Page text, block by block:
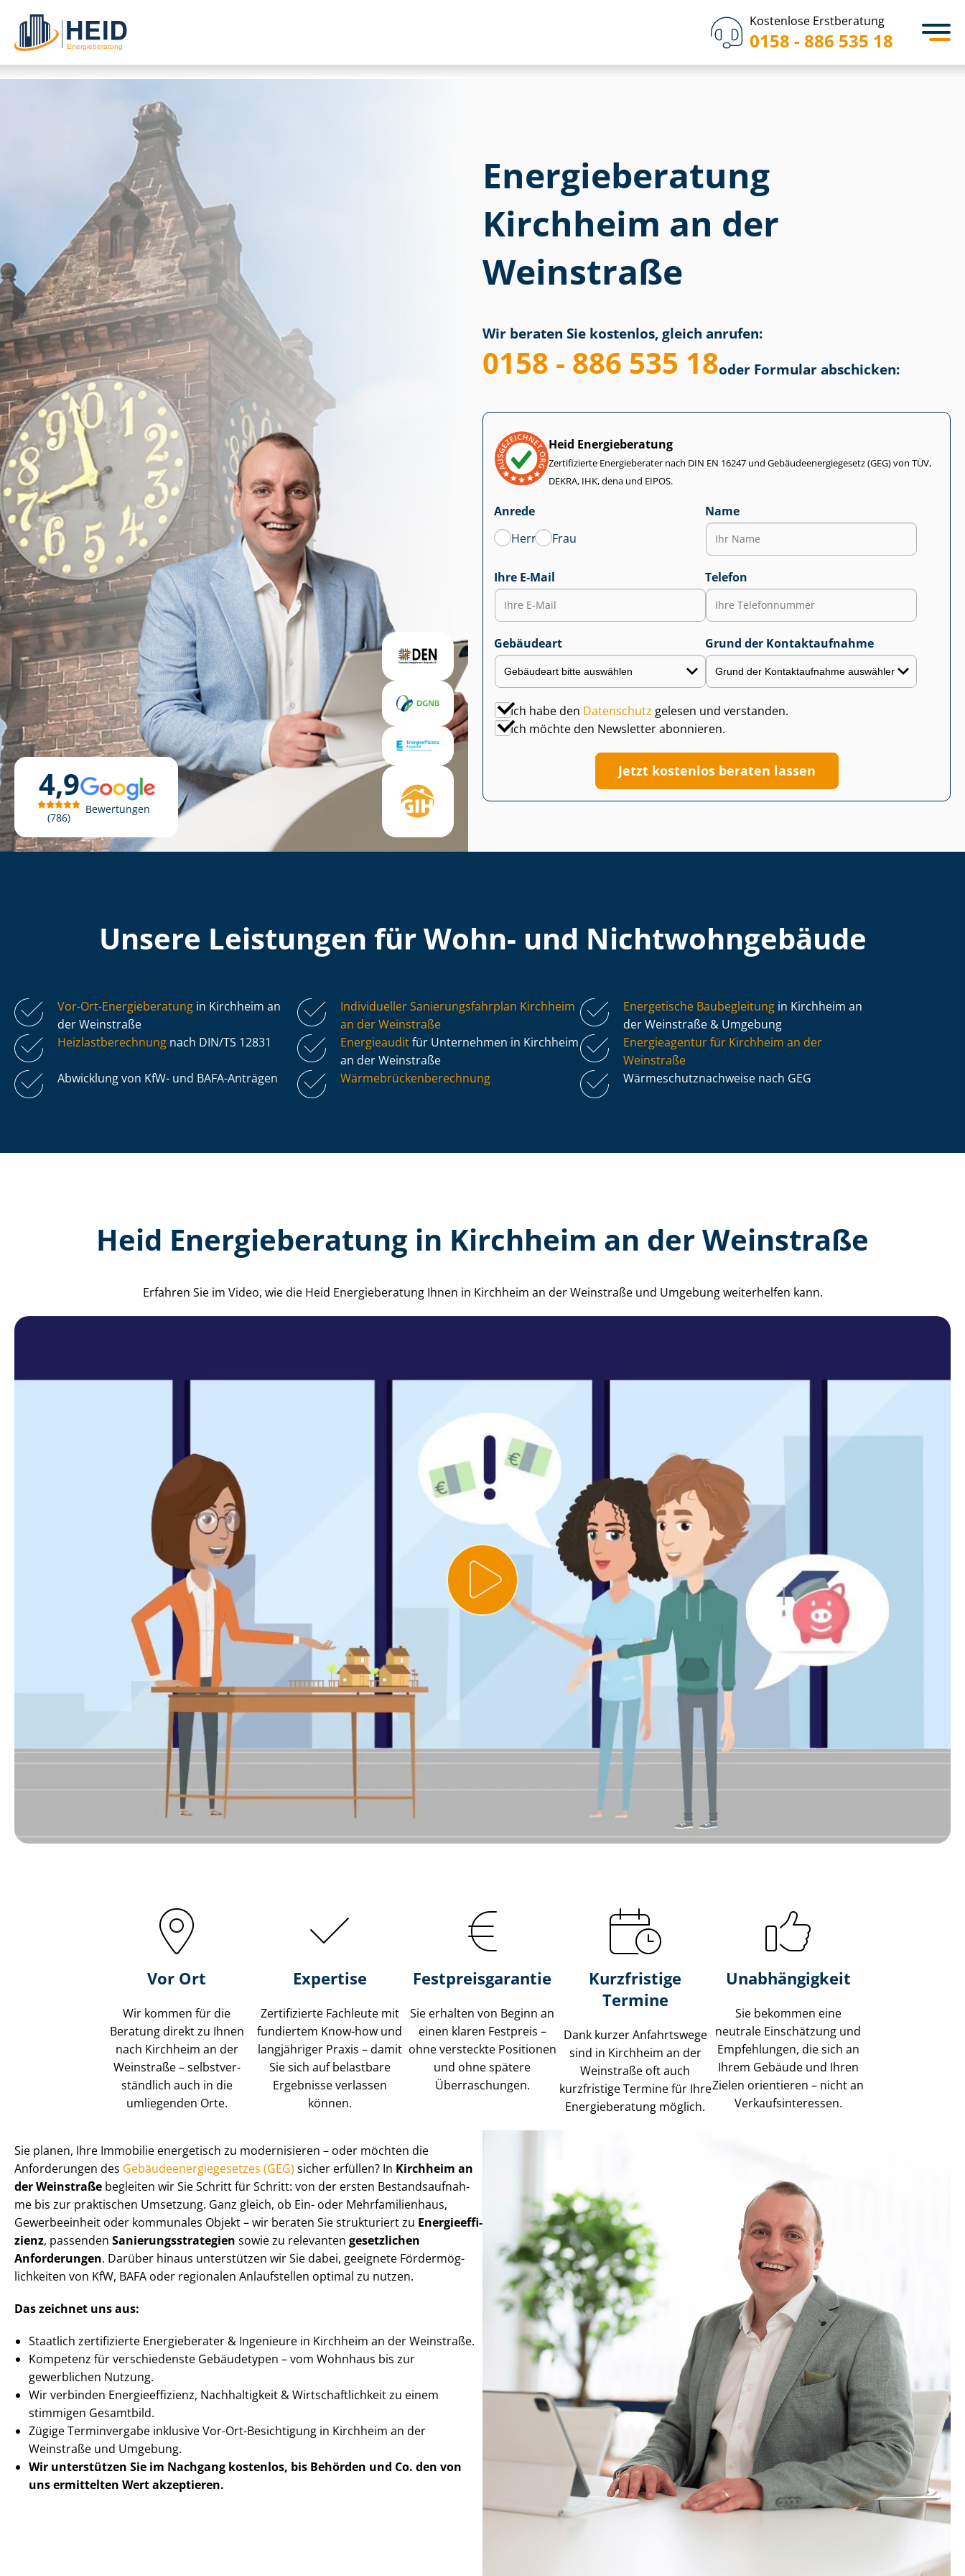
Kostenlose Erstberatung
0158 - 886 535 18
4,9
786
Bewertungen
Energieberatung
Kirchheim an der
Weinstraße
Wir beraten Sie kostenlos, gleich anrufen:
0158 - 886 535 18oder Formular abschicken:
Heid Energieberatung
Zertifizierte Energieberater nach DIN EN 16247 und Ge­bäu­de­en­er­gie­ge­setz (GEG) von TÜV,
DEKRA, IHK, dena und EIPOS.
Anrede
Herr
Frau
Name
Ihre E-Mail Telefon
Gebäudeart Grund der Kontaktaufnahme
Ich habe den Datenschutz gelesen und verstanden.
Ich möchte den Newsletter abonnieren.
Jetzt kostenlos beraten lassen
Unsere Leistungen für Wohn- und Nicht­wohn­ge­bäu­de
Vor-Ort-Energieberatung in Kirchheim an
der Weinstraße
Individueller Sa­nie­rungs­fahr­plan Kirchheim
an der Weinstraße
Energetische Baubegleitung in Kirchheim an
der Weinstraße & Umgebung
Heiz­last­be­rech­nung nach DIN/TS 12831 Energieauditfür Unternehmen in Kirchheim
an der Weinstraße
Energieagentur für Kirchheim an der
Weinstraße
Abwicklung von KfW- und BAFA-Anträgen
Wär­me­brü­cken­be­rech­nung Wär­me­schutz­nach­wei­se nach GEG
Heid Energieberatung in Kirchheim an der Weinstraße
Erfahren Sie im Video, wie die Heid Energieberatung Ihnen in Kirchheim an der Weinstraße und Umgebung weiterhelfen kann.
Vor Ort
Wir kommen für die
Beratung direkt zu Ihnen
nach Kirchheim an der
Weinstraße – selbst­ver­
ständ­lich auch in die
umliegenden Orte.
Expertise
Zertifizierte Fachleute mit
fundiertem Know-how und
langjähriger Praxis – damit
Sie sich auf belastbare
Ergebnisse verlassen
können.
Fest­preis­ga­ran­tie
Sie erhalten von Beginn an
einen klaren Festpreis –
ohne versteckte Positionen
und ohne spätere
Überraschungen.
Kurzfristige
Termine
Dank kurzer Anfahrtswege
sind in Kirchheim an der
Weinstraße oft auch
kurzfristige Termine für Ihre
Energieberatung möglich.
Unabhängigkeit
Sie bekommen eine
neutrale Einschätzung und
Empfehlungen, die sich an
Ihrem Gebäude und Ihren
Zielen orientieren – nicht an
Ver­kaufs­in­ter­es­sen.
Sie planen, Ihre Immobilie energetisch zu modernisieren – oder möchten die
Anforderungen des Ge­bäu­de­en­er­gie­ge­set­zes (GEG) sicher erfüllen? In Kirchheim an
der Weinstraße begleiten wir Sie Schritt für Schritt: von der ersten Be­stands­auf­nah­
me bis zur praktischen Umsetzung. Ganz gleich, ob Ein- oder Mehr­fa­mi­li­en­haus,
Gewerbeeinheit oder kommunales Objekt – wir beraten Sie strukturiert zu En­er­gie­ef­fi­
zi­enz, passenden Sa­nie­rungs­stra­te­gien sowie zu relevanten gesetzlichen
Anforderungen. Darüber hinaus unterstützen wir Sie dabei, geeignete För­der­mög­
lich­kei­ten von KfW, BAFA oder regionalen Anlaufstellen optimal zu nutzen.
Das zeichnet uns aus:
Staatlich zertifizierte Energieberater & Ingenieure in Kirchheim an der Weinstraße.
Kompetenz für verschiedenste Gebäudetypen – vom Wohnhaus bis zur
gewerblichen Nutzung.
Wir verbinden En­er­gie­ef­fi­zi­enz, Nachhaltigkeit & Wirt­schaft­lich­keit zu einem
stimmigen Gesamtbild.
Zügige Terminvergabe inklusive Vor-Ort-Besichtigung in Kirchheim an der
Weinstraße und Umgebung.
Wir unterstützen Sie im Nachgang kostenlos, bis Behörden und Co. den von
uns ermittelten Wert akzeptieren.